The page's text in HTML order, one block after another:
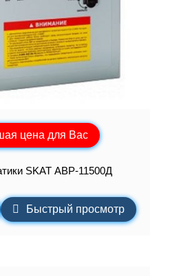
цена для Вас
SKAT АВР-11500Д
Быстрый просмотр